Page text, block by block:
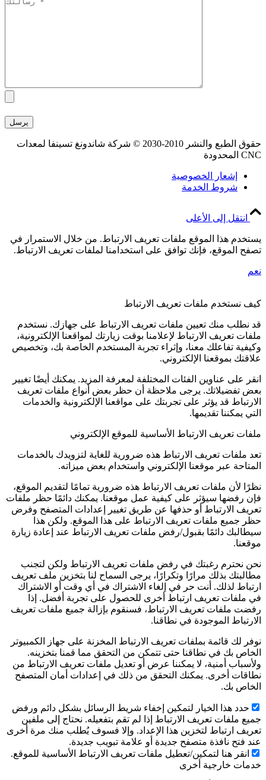
حقوق الطبع والنشر 2010-2030 © شركة شاندونغ تسينفا لمعدات
CNC المحدودة
إشعار الخصوصية
شروط الخدمة
انتقل إلى الأعلى
يستخدم هذا الموقع ملفات تعريف الارتباط. من خلال الاستمرار في
تصفح الموقع، فإنك توافق على استخدامنا لملفات تعريف الارتباط.
نعم
كيف نستخدم ملفات تعريف الارتباط
قد نطلب منك تعيين ملفات تعريف الارتباط على جهازك. نستخدم
ملفات تعريف الارتباط لإعلامنا بوقت زيارتك لمواقعنا الإلكترونية،
وكيفية تفاعلك معنا، وإثراء تجربة المستخدم الخاصة بك، وتخصيص
علاقتك بموقعنا الإلكتروني.
انقر على عناوين الفئات المختلفة لمعرفة المزيد. يمكنك أيضًا تغيير
بعض تفضيلاتك. يرجى ملاحظة أن حظر بعض أنواع ملفات تعريف
الارتباط قد يؤثر على تجربتك على مواقعنا الإلكترونية والخدمات
التي يمكننا تقديمها.
ملفات تعريف الارتباط الأساسية للموقع الإلكتروني
تعد ملفات تعريف الارتباط هذه ضرورية للغاية لتزويدك بالخدمات
المتاحة عبر موقعنا الإلكتروني واستخدام بعض ميزاته.
نظرًا لأن ملفات تعريف الارتباط هذه ضرورية تمامًا لتقديم الموقع،
فإن رفضها سيؤثر على كيفية عمل موقعنا. يمكنك دائمًا حظر ملفات
تعريف الارتباط أو حذفها عن طريق تغيير إعدادات المتصفح وفرض
حظر جميع ملفات تعريف الارتباط على هذا الموقع. ولكن هذا
سيطالبك دائمًا بقبول/رفض ملفات تعريف الارتباط عند إعادة زيارة
موقعنا.
نحن نحترم رغبتك في رفض ملفات تعريف الارتباط ولكن لتجنب
مطالبتك بذلك مرارًا وتكرارًا، يرجى السماح لنا بتخزين ملف تعريف
ارتباط لذلك. أنت حر في إلغاء الاشتراك في أي وقت أو الاشتراك
في ملفات تعريف ارتباط أخرى للحصول على تجربة أفضل. إذا
رفضت ملفات تعريف الارتباط، فسنقوم بإزالة جميع ملفات تعريف
الارتباط الموجودة في نطاقنا.
نوفر لك قائمة بملفات تعريف الارتباط المخزنة على جهاز الكمبيوتر
الخاص بك في نطاقنا حتى تتمكن من التحقق مما قمنا بتخزينه.
ولأسباب أمنية، لا يمكننا عرض أو تعديل ملفات تعريف الارتباط من
نطاقات أخرى. يمكنك التحقق من ذلك في إعدادات أمان المتصفح
الخاص بك.
حدد هذا الخيار لتمكين إخفاء شريط الرسائل بشكل دائم ورفض
جميع ملفات تعريف الارتباط إذا لم تقم بتفعيله. نحتاج إلى ملفين
تعريف ارتباط لتخزين هذا الإعداد. وإلا فسوف يُطلب منك مرة أخرى
عند فتح نافذة متصفح جديدة أو علامة تبويب جديدة.
انقر هنا لتمكين/تعطيل ملفات تعريف الارتباط الأساسية للموقع.
خدمات خارجية أخرى